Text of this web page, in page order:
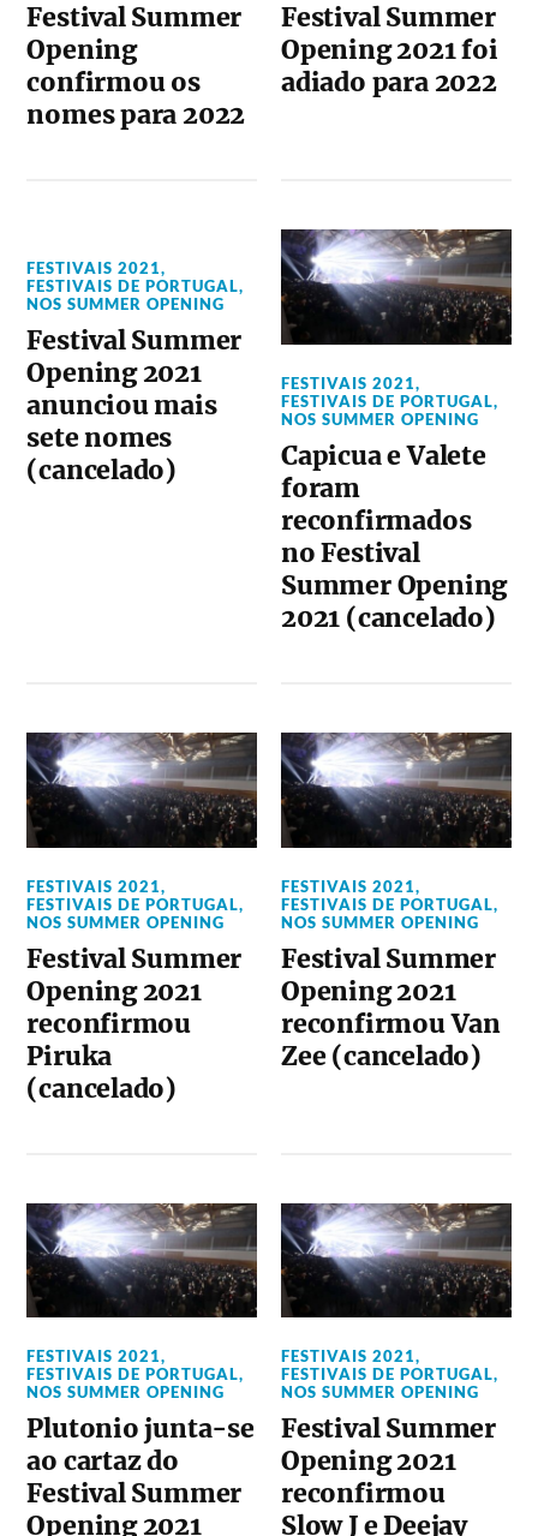
Festival Summer
Opening
confirmou os
nomes para 2022
Festival Summer
Opening 2021 foi
adiado para 2022
FESTIVAIS 2021,
FESTIVAIS DE PORTUGAL,
NOS SUMMER OPENING
Festival Summer
Opening 2021
anunciou mais
sete nomes
(cancelado)
FESTIVAIS 2021,
FESTIVAIS DE PORTUGAL,
NOS SUMMER OPENING
Capicua e Valete
foram
reconfirmados
no Festival
Summer Opening
2021 (cancelado)
FESTIVAIS 2021,
FESTIVAIS DE PORTUGAL,
NOS SUMMER OPENING
Festival Summer
Opening 2021
reconfirmou
Piruka
(cancelado)
FESTIVAIS 2021,
FESTIVAIS DE PORTUGAL,
NOS SUMMER OPENING
Festival Summer
Opening 2021
reconfirmou Van
Zee (cancelado)
FESTIVAIS 2021,
FESTIVAIS DE PORTUGAL,
NOS SUMMER OPENING
Plutonio junta-se
ao cartaz do
Festival Summer
Opening 2021
FESTIVAIS 2021,
FESTIVAIS DE PORTUGAL,
NOS SUMMER OPENING
Festival Summer
Opening 2021
reconfirmou
Slow J e Deejay